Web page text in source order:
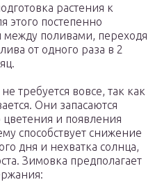
растения к
этого постепенно
поливами, переходя
от одного раза в 2
требуется вовсе, так как
Они запасаются
и появления
способствует снижение
дня и нехватка солнца,
Зимовка предполагает